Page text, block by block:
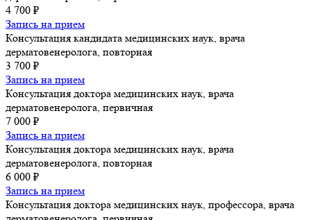
4 700 ₽
Запись на прием
Консультация кандидата медицинских наук, врача
дерматовенеролога, повторная
3 700 ₽
Запись на прием
Консультация доктора медицинских наук, врача
дерматовенеролога, первичная
7 000 ₽
Запись на прием
Консультация доктора медицинских наук, врача
дерматовенеролога, повторная
6 000 ₽
Запись на прием
Консультация доктора медицинских наук, профессора, врача